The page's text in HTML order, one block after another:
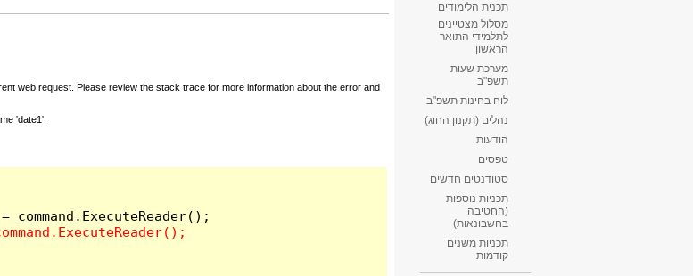
תכנית הלימודים
מסלול מצטיינים
לתלמידי התואר
הראשון
מערכת שעות
תשפ"ב
לוח בחינות תשפ"ב
נהלים (תקנון החוג)
הודעות
טפסים
סטודנטים חדשים
תכניות נוספות
(החטיבה
בחשבונאות)
תכניות משנים
קודמות